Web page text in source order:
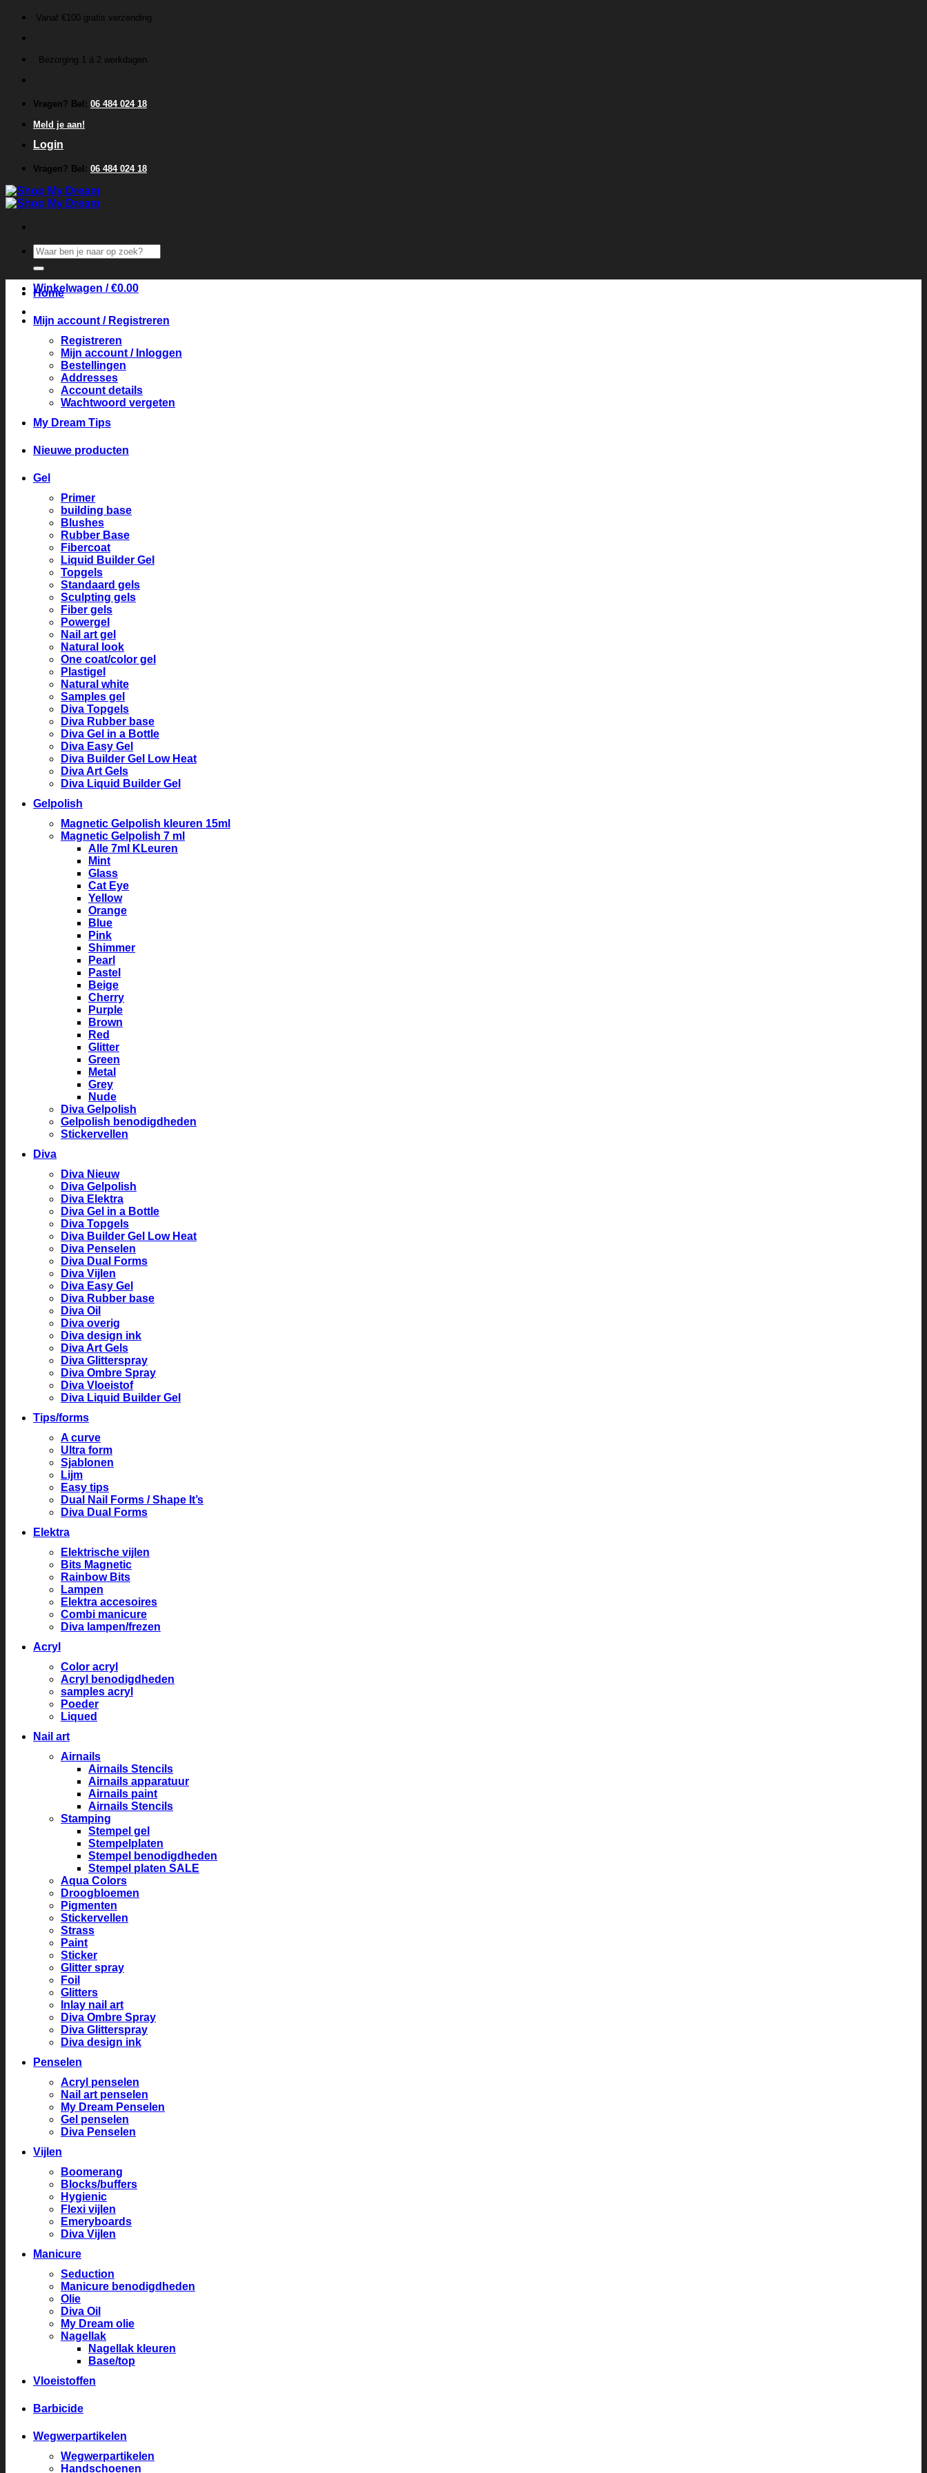
inhoud
Vanaf €100 gratis verzending
Bezorging 1 á 2 werkdagen
Vragen? Bel: 06 484 024 18
Meld je aan!
Login
Vragen? Bel: 06 484 024 18
Zoeken
naar:
Winkelwagen /€0.00
Home
Mijn account / Registreren
Registreren
Mijn account / Inloggen
Bestellingen
Addresses
Account details
Wachtwoord vergeten
My Dream Tips
Nieuwe producten
Gel
Primer
building base
Blushes
Rubber Base
Fibercoat
Liquid Builder Gel
Topgels
Standaard gels
Sculpting gels
Fiber gels
Powergel
Nail art gel
Natural look
One coat/color gel
Plastigel
Natural white
Samples gel
Diva Topgels
Diva Rubber base
Diva Gel in a Bottle
Diva Easy Gel
Diva Builder Gel Low Heat
Diva Art Gels
Diva Liquid Builder Gel
Gelpolish
Magnetic Gelpolish kleuren 15ml
Magnetic Gelpolish 7 ml
Alle 7ml KLeuren
Mint
Glass
Cat Eye
Yellow
Orange
Blue
Pink
Shimmer
Pearl
Pastel
Beige
Cherry
Purple
Brown
Red
Glitter
Green
Metal
Grey
Nude
Diva Gelpolish
Gelpolish benodigdheden
Stickervellen
Diva
Diva Nieuw
Diva Gelpolish
Diva Elektra
Diva Gel in a Bottle
Diva Topgels
Diva Builder Gel Low Heat
Diva Penselen
Diva Dual Forms
Diva Vijlen
Diva Easy Gel
Diva Rubber base
Diva Oil
Diva overig
Diva design ink
Diva Art Gels
Diva Glitterspray
Diva Ombre Spray
Diva Vloeistof
Diva Liquid Builder Gel
Tips/forms
A curve
Ultra form
Sjablonen
Lijm
Easy tips
Dual Nail Forms / Shape It’s
Diva Dual Forms
Elektra
Elektrische vijlen
Bits Magnetic
Rainbow Bits
Lampen
Elektra accesoires
Combi manicure
Diva lampen/frezen
Acryl
Color acryl
Acryl benodigdheden
samples acryl
Poeder
Liqued
Nail art
Airnails
Airnails Stencils
Airnails apparatuur
Airnails paint
Airnails Stencils
Stamping
Stempel gel
Stempelplaten
Stempel benodigdheden
Stempel platen SALE
Aqua Colors
Droogbloemen
Pigmenten
Stickervellen
Strass
Paint
Sticker
Glitter spray
Foil
Glitters
Inlay nail art
Diva Ombre Spray
Diva Glitterspray
Diva design ink
Penselen
Acryl penselen
Nail art penselen
My Dream Penselen
Gel penselen
Diva Penselen
Vijlen
Boomerang
Blocks/buffers
Hygienic
Flexi vijlen
Emeryboards
Diva Vijlen
Manicure
Seduction
Manicure benodigdheden
Olie
Diva Oil
My Dream olie
Nagellak
Nagellak kleuren
Base/top
Vloeistoffen
Barbicide
Wegwerpartikelen
Wegwerpartikelen
Handschoenen